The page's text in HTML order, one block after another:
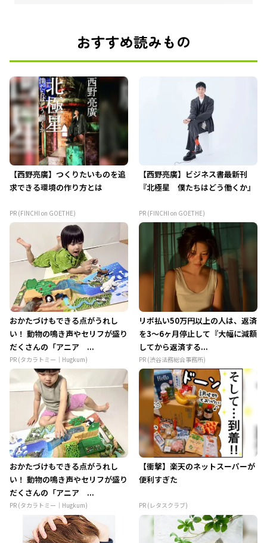
おすすめ読みもの
【西野亮廣】つくりたいものを追
求できる環境の作り方とは
PR (FINCHI on GOETHE)
【西野亮廣】ビジネス書最新刊
『北極星 僕たちはどう働くか』
PR (FINCHI on GOETHE)
おかたづけもできる点がうれし
い！ 動物の鳴き声やセリフが盛り
だくさんの「アニア ...
PR (タカラトミー｜Hugkum)
リボ払い50万円以上の人は、返済
を3～6ヶ月停止して『大幅に減額
してから返済する...
PR (渋谷法務総合事務所)
おかたづけもできる点がうれし
い！ 動物の鳴き声やセリフが盛り
だくさんの「アニア ...
PR (タカラトミー｜Hugkum)
【衝撃】楽天のネットスーパーが
便利すぎた
PR (レタスクラブ)